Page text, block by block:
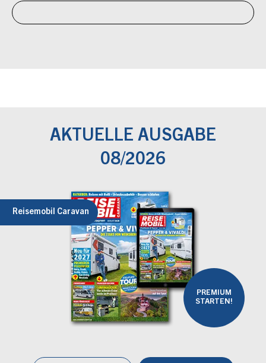
AKTUELLE AUSGABE
08/2026
Reisemobil Caravan
PREMIUM
STARTEN!